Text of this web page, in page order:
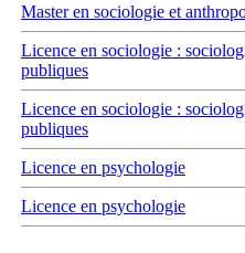
Master en sociologie et
Licence en sociologie :
publiques
Licence en sociologie :
publiques
Licence en psychologie
Licence en psychologie